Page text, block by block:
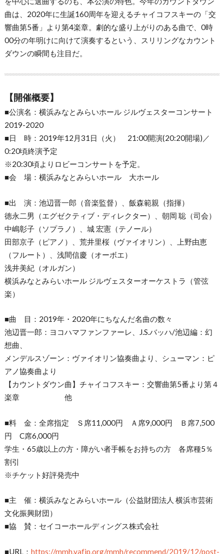
曲は、2020年に生誕160周年を迎えるチャイコフスキーの「交
響曲第5番」より第4楽章。劇的な盛り上がりのある曲で、0時
00分の年明けに向けて演奏するという、スリリングなカウント
ダウンの瞬間も注目だ。
【開催概要】
■公演名：横浜みなとみらいホール ジルヴェスターコンサート
2019-2020
■日 時：2019年12月31日（火） 21:00開演(20:20開場)／
0:20頃終演予定
※20:30頃よりロビーコンサートを予定。
■会 場：横浜みなとみらいホール 大ホール
■出 演：池辺晋一郎（音楽監督）、飯森範親（指揮）
徳永二男（エグゼクティブ・ディレクター）、朝岡 聡（司会）
中嶋彰子（ソプラノ）、城 宏憲（テノール）
田部京子（ピアノ）、荒井里桜（ヴァイオリン）、上野由恵
（フルート）、浅間信慶（オーボエ）
浅井美紀（オルガン）
横浜みなとみらいホール ジルヴェスターオーケストラ（管弦
楽）
■曲 目：2019年・2020年にちなんだ名曲の数々
池辺晋一郎：ヨコハマファンファーレ、J.S.バッハ/池辺編：幻
想曲、
メンデルスゾーン：ヴァイオリン協奏曲より、シューマン：ピ
アノ協奏曲より
【カウントダウン曲】チャイコフスキー：交響曲第5番より第４
楽章 他
■料 金：全席指定 Ｓ席11,000円 Ａ席9,000円 Ｂ席7,500
円 C席6,000円
学生・65歳以上の方・障がい者手帳をお持ちの方 各席種5％
割引
※チケット好評発売中
■主 催：横浜みなとみらいホール（公益財団法人 横浜市芸術
文化振興財団）
■協 賛：セイコーホールディングス株式会社
■URL： https://mmh.yafjp.org/mmh/recommend/2019/12/post-